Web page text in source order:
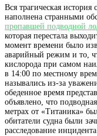
Вся трагическая
наполнена странными
пропавшей подводной
которая перестала
момент времени было
аварийный режим и то,
кислорода при самом
в 14:00 по местному
назывались из-за
обеденное время
объявлено, что
метрах от «Титаника»
обитатели судна были
расследование